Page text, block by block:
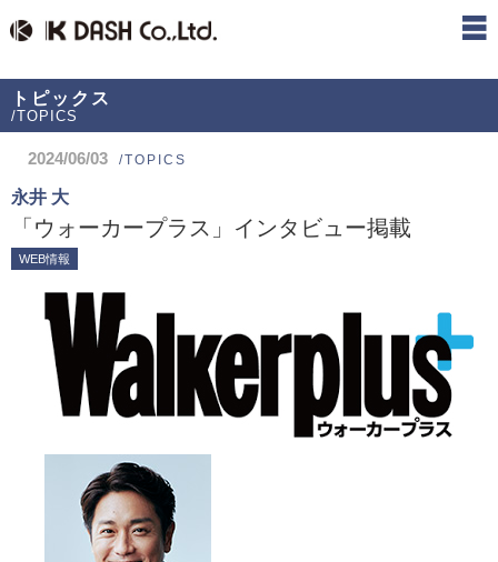
トピックス
/TOPICS
2024/06/03 /TOPICS
永井 大
「ウォーカープラス」インタビュー掲載
WEB情報